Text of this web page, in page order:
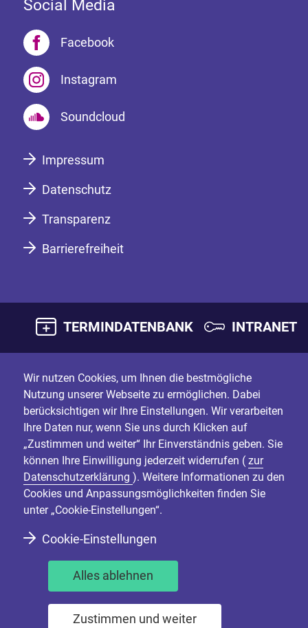
Social Media
Facebook
Instagram
Soundcloud
Impressum
Datenschutz
Transparenz
Barrierefreiheit
TERMINDATENBANK INTRANET
Wir nutzen Cookies, um Ihnen die bestmögliche
Nutzung unserer Webseite zu ermöglichen. Dabei
berücksichtigen wir Ihre Einstellungen. Wir verarbeiten
Ihre Daten nur, wenn Sie uns durch Klicken auf
„Zustimmen und weiter“ Ihr Einverständnis geben. Sie
können Ihre Einwilligung jederzeit widerrufen ( zur
Datenschutzerklärung ). Weitere Informationen zu den
Cookies und Anpassungsmöglichkeiten finden Sie
unter „Cookie-Einstellungen“.
Cookie-Einstellungen
Alles ablehnen
Zustimmen und weiter